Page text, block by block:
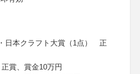
日本クラフト大賞（1点） 正
賞、賞金10万円